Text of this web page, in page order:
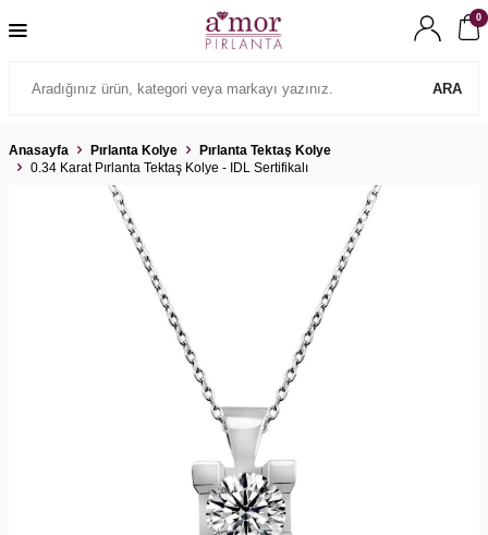
ARA
0
Anasayfa Pırlanta Kolye
Pırlanta Tektaş Kolye
0.34 Karat Pırlanta Tektaş Kolye - IDL Sertifikalı